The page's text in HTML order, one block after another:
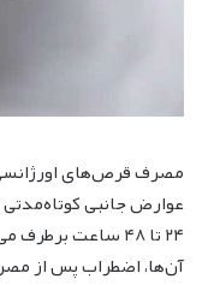
مصرف قرص‌های
عوارض جانبی
۲۴ تا ۴۸ ساعت
آن‌ها، اضطراب پس از